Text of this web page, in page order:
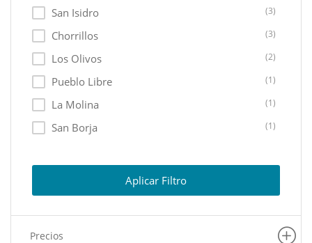
San Isidro (3)
Chorrillos (3)
Los Olivos (2)
Pueblo Libre (1)
La Molina (1)
San Borja (1)
Aplicar Filtro
Precios